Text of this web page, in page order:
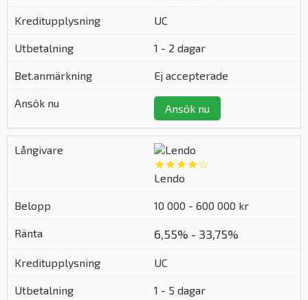
UC
1 - 2 dagar
Ej accepterade
Ansök nu
★★★★☆
Lendo
10 000 - 600 000 kr
6,55% - 33,75%
UC
1 - 5 dagar